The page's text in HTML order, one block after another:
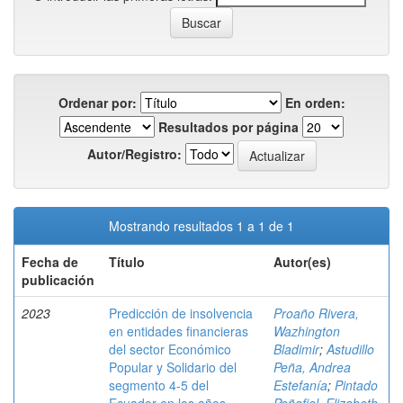
Ordenar por:
En orden:
Resultados por página
Autor/Registro:
Mostrando resultados 1 a 1 de 1
Fecha de
publicación
Título Autor(es)
2023
Predicción de insolvencia
en entidades financieras
del sector Económico
Popular y Solidario del
segmento 4-5 del
Proaño Rivera,
Wazhington
Bladimir;Astudillo
Peña, Andrea
Estefanía; Pintado